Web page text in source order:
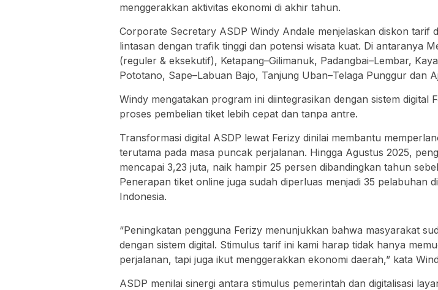
menggerakkan aktivitas ekonomi di akhir tahun.
Corporate Secretary ASDP Windy Andale menjelaskan diskon tarif
lintasan dengan trafik tinggi dan potensi wisata kuat. Di antaranya
(reguler & eksekutif), Ketapang–Gilimanuk, Padangbai–Lembar,
Pototano, Sape–Labuan Bajo, Tanjung Uban–Telaga Punggur dan
Windy mengatakan program ini diintegrasikan dengan sistem digital
proses pembelian tiket lebih cepat dan tanpa antre.
Transformasi digital ASDP lewat Ferizy dinilai membantu
terutama pada masa puncak perjalanan. Hingga Agustus 2025,
mencapai 3,23 juta, naik hampir 25 persen dibandingkan tahun
Penerapan tiket online juga sudah diperluas menjadi 35 pelabuhan
Indonesia.
“Peningkatan pengguna Ferizy menunjukkan bahwa masyarakat
dengan sistem digital. Stimulus tarif ini kami harap tidak hanya
perjalanan, tapi juga ikut menggerakkan ekonomi daerah,” kata
ASDP menilai sinergi antara stimulus pemerintah dan digitalisasi